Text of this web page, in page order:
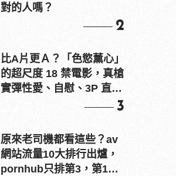
對的人嗎？
2
比A片更Ａ？「色慾薰心」
的超尺度 18 禁電影，真槍
實彈性愛、自慰、3P 直接
3
原來老司機都看這些？av
網站流量10大排行出爐，
pornhub只排第3，第1名